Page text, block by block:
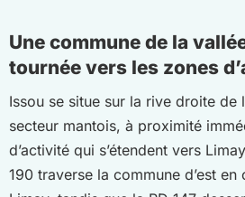
Une commune de la
tournée vers les zones
Issou se situe sur la rive droite de
secteur mantois, à proximité
d’activité qui s’étendent vers
190 traverse la commune d’est en